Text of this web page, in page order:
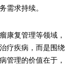
需求持续。
复管理等领域，
疗疾病，而是围绕
管理的价值在于，